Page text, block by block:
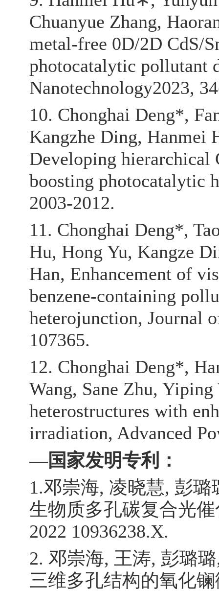
Chuanyue Zhang,
metal-free 0D/2D CdS/
photocatalytic pollutant
Nanotechnology2023,
10. Chonghai Deng*,
Kangzhe Ding, Hanmei
Developing hierarchical
boosting photocatalytic
2003-2012.
11. Chonghai Deng*,
Hu, Hong Yu, Kangze
Han, Enhancement of
benzene-containing
heterojunction, Journal
107365.
12. Chonghai Deng*,
Wang, Sane Zhu,
heterostructures with
irradiation, Advanced
—国家发明专利：
1.邓崇海, 凌晓慧, 彭璐
生物质多孔碳复合光
2022 10936238.X.
2. 邓崇海, 王涛, 彭璐璐
三维多孔结构的氧化